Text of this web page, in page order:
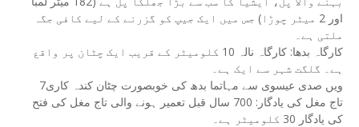
اور 2 میٹر چوڑا) جس میں ایک جیپ کو گزرنے کے لیے کافی جگہ
ملتی ہے۔
کارگاہ بدھا: کارگاہ نالہ 10 کلومیٹر کے قریب ایک چٹان پر واقع
ہے۔ گلگت شہر سے ایک ہے۔
7ویں صدی عیسوی سے مہاتما بدھ کی خوبصورت چٹان کندہ کاری
تاج مغل کی یادگار: 700 سال قبل تعمیر ہونے والی تاج مغل کی فتح
کی یادگار 30 کلومیٹر ہے۔